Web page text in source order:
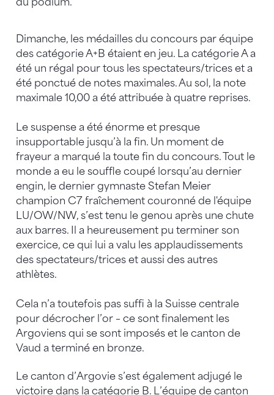
Dimanche, les médailles du concours par équipe
des catégorie A+B étaient en jeu. La catégorie A a
été un régal pour tous les spectateurs/trices et a
été ponctué de notes maximales. Au sol, la note
maximale 10,00 a été attribuée à quatre reprises.
Le suspense a été énorme et presque
insupportable jusqu’à la fin. Un moment de
frayeur a marqué la toute fin du concours. Tout le
monde a eu le souffle coupé lorsqu’au dernier
engin, le dernier gymnaste Stefan Meier
champion C7 fraîchement couronné de l'équipe
LU/OW/NW, s’est tenu le genou après une chute
aux barres. Il a heureusement pu terminer son
exercice, ce qui lui a valu les applaudissements
des spectateurs/trices et aussi des autres
athlètes.
Cela n’a toutefois pas suffi à la Suisse centrale
pour décrocher l’or – ce sont finalement les
Argoviens qui se sont imposés et le canton de
Vaud a terminé en bronze.
Le canton d’Argovie s’est également adjugé le
victoire dans la catégorie B. L’équipe de canton